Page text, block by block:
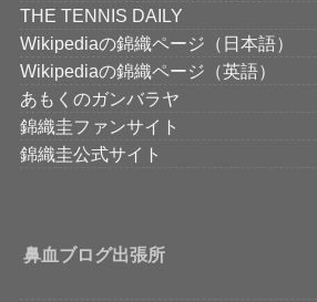
THE TENNIS DAILY
Wikipediaの錦織ページ（日本語）
Wikipediaの錦織ページ（英語）
あもくのガンバラヤ
錦織圭ファンサイト
錦織圭公式サイト
鼻血ブログ出張所